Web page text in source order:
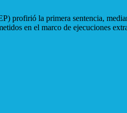
profirió la primera sentencia,
en el marco de ejecuciones